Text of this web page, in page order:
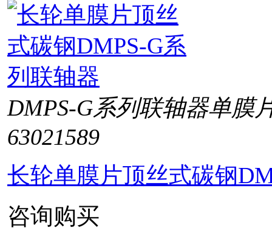
DMPS-G系列联轴器单膜
63021589
长轮单膜片顶丝式碳钢
咨询购买